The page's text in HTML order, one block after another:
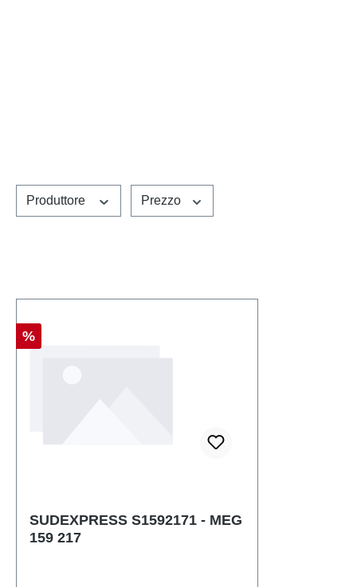
Produttore Prezzo
Sconto
%
SUDEXPRESS S1592171 - MEG
159 217